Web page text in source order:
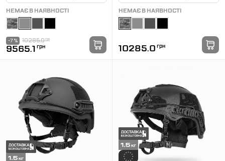
НЕМАЄ В НАЯВНОСТІ
10285.0грн
-7 %
9565.1 грн
НЕМАЄ В НАЯВНОСТІ
10285.0 грн